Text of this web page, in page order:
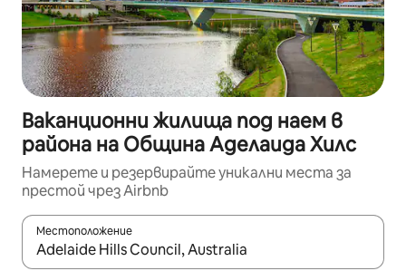
Ваканционни жилища под наем в
района на Община Аделаида Хилс
Намерете и резервирайте уникални места за
престой чрез Airbnb
Местоположение
Когато резултатите се покажат, използвайте